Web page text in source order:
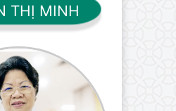
THỊ MINH